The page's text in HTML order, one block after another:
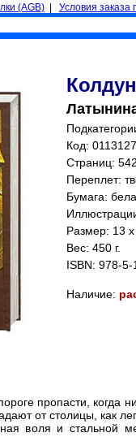
(AGB) Условия заказа
Код:
Страниц: 542
Переплет:
Бумага:
Размер: 13
Вес: 450 г.
ISBN: 978-5-
Наличие:
пропасти,
от столицы, как
воля и стальной